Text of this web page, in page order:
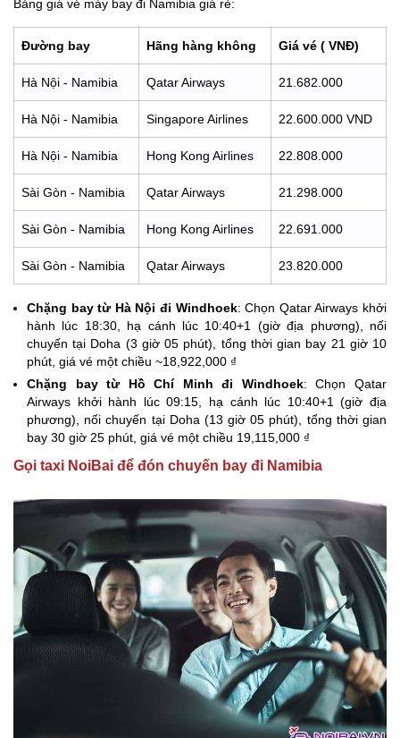
Bảng giá vé máy bay đi Namibia giá rẻ:
Đường bay Hãng hàng không Giá vé ( VNĐ)
Hà Nội - Namibia Qatar Airways 21.682.000
Hà Nội - Namibia Singapore Airlines 22.600.000 VND
Hà Nội - Namibia Hong Kong Airlines 22.808.000
Sài Gòn - Namibia Qatar Airways 21.298.000
Sài Gòn - Namibia Hong Kong Airlines 22.691.000
Sài Gòn - Namibia Qatar Airways 23.820.000
Chặng bay từ Hà Nội đi Windhoek: Chọn Qatar Airways khởi
hành lúc 18:30, hạ cánh lúc 10:40+1 (giờ địa phương), nối
chuyến tại Doha (3 giờ 05 phút), tổng thời gian bay 21 giờ 10
phút, giá vé một chiều ~18,922,000 ₫
Chặng bay từ Hồ Chí Minh đi Windhoek: Chọn Qatar
Airways khởi hành lúc 09:15, hạ cánh lúc 10:40+1 (giờ địa
phương), nối chuyến tại Doha (13 giờ 05 phút), tổng thời gian
bay 30 giờ 25 phút, giá vé một chiều 19,115,000 ₫
Gọi taxi NoiBai để đón chuyến bay đi Namibia